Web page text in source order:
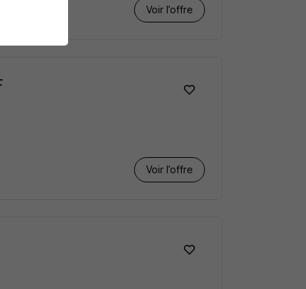
Voir l’offre
Voir l’offre